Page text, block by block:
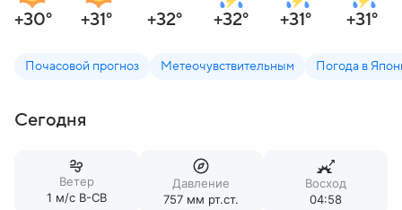
+30° +31° +32° +32° +31° +31°
Почасовой прогноз Метеочувствительным Погода в
Сегодня
Ветер
1 м/c В-СВ
Давление
757 мм рт.ст.
Восход
04:58